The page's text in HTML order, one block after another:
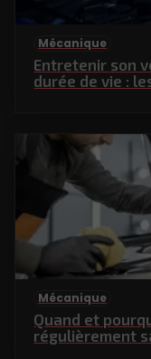
Mécanique
Entretenir son
durée de vie :
Mécanique
Quand et
régulièrement